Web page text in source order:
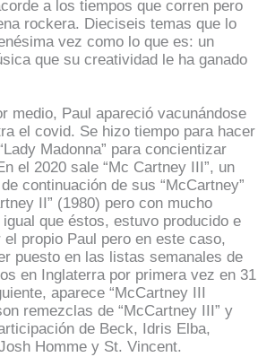
a los tiempos que corren pero
rockera. Dieciseis temas que lo
vez como lo que es: un
que su creatividad le ha ganado
medio, Paul apareció vacunándose
el covid. Se hizo tiempo para hacer
Madonna” para concientizar
el 2020 sale “Mc Cartney III”, un
continuación de sus “McCartney”
II” (1980) pero con mucho
que éstos, estuvo producido e
el propio Paul pero en este caso,
puesto en las listas semanales de
en Inglaterra por primera vez en 31
aparece “McCartney III
remezclas de “McCartney III” y
de Beck, Idris Elba,
Homme y St. Vincent.